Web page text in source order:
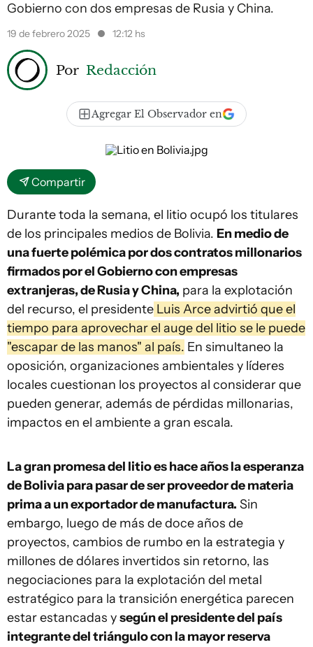
Gobierno con dos empresas de Rusia y China.
19 de febrero 2025 12:12 hs
Por Redacción
Agregar El Observador en
Compartir
Durante toda la semana, el litio ocupó los titulares
de los principales medios de Bolivia. En medio de
una fuerte polémica por dos contratos millonarios
firmados por el Gobierno con empresas
extranjeras, de Rusia y China, para la explotación
del recurso, el presidente Luis Arce advirtió que el
tiempo para aprovechar el auge del litio se le puede
"escapar de las manos" al país. En simultaneo la
oposición, organizaciones ambientales y líderes
locales cuestionan los proyectos al considerar que
pueden generar, además de pérdidas millonarias,
impactos en el ambiente a gran escala.
La gran promesa del litio es hace años la esperanza
de Bolivia para pasar de ser proveedor de materia
prima a un exportador de manufactura. Sin
embargo, luego de más de doce años de
proyectos, cambios de rumbo en la estrategia y
millones de dólares invertidos sin retorno, las
negociaciones para la explotación del metal
estratégico para la transición energética parecen
estar estancadas ysegún el presidente del país
integrante del triángulo con la mayor reserva